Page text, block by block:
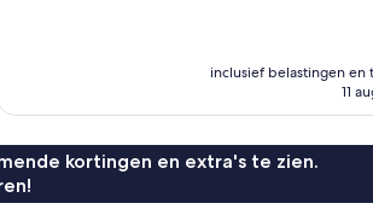
inclusief belastingen en
11
kortingen en extra's te zien.